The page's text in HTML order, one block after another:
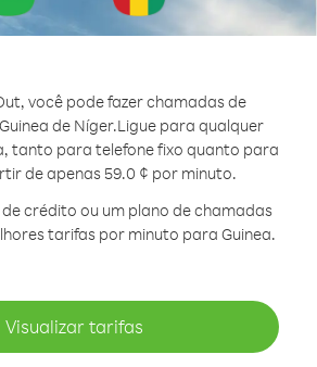
você pode fazer chamadas de
de Níger.Ligue para qualquer
tanto para telefone fixo quanto para
de apenas 59.0 ¢ por minuto.
crédito ou um plano de chamadas
tarifas por minuto para Guinea.
Visualizar tarifas